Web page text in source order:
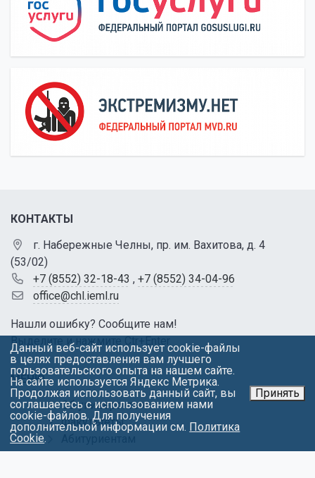
КОНТАКТЫ
г. Набережные Челны, пр. им. Вахитова, д. 4
(53/02)
+7 (8552) 32-18-43 , +7 (8552) 34-04-96
office@chl.ieml.ru
Нашли ошибку? Сообщите нам!
Выделите и нажмите Ctr+Enter
МЕНЮ
Об университете
Факультеты
Студентам
Данный веб-сайт использует cookie-файлы
в целях предоставления вам лучшего
пользовательского опыта на нашем сайте.
На сайте используется Яндекс Метрика.
Продолжая использовать данный сайт, вы
соглашаетесь с использованием нами
cookie-файлов. Для получения
дополнительной информации см. Политика
Cookie.
Принять